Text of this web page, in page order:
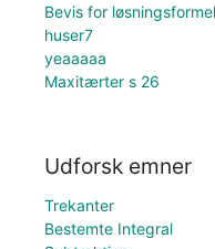
Bevis for
huser7
yeaaaaa
Maxitærter s 26
Udforsk emner
Trekanter
Bestemte Integral